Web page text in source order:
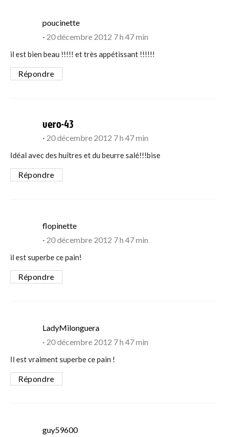
poucinettesays:
20 décembre 2012 7 h 47 min
il est bien beau !!!!! et très appétissant !!!!!!
Répondre
vero-43
20 décembre 2012 7 h 47 min
Idéal avec des huîtres et du beurre salé!!!bise
Répondre
flopinettesays:
20 décembre 2012 7 h 47 min
il est superbe ce pain!
Répondre
LadyMilonguerasays:
20 décembre 2012 7 h 47 min
Il est vraiment superbe ce pain !
Répondre
guy59600says: